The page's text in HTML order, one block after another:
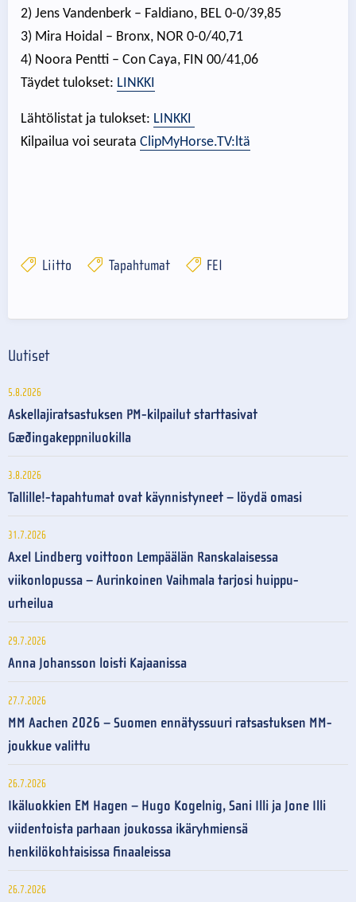
2) Jens Vandenberk – Faldiano, BEL 0-0/39,85
3) Mira Hoidal – Bronx, NOR 0-0/40,71
4) Noora Pentti – Con Caya, FIN 00/41,06
Täydet tulokset: LINKKI
Lähtölistat ja tulokset: LINKKI
Kilpailua voi seurata ClipMyHorse.TV:ltä
Liitto Tapahtumat FEI
Uutiset
5.8.2026
Askellajiratsastuksen PM-kilpailut starttasivat
Gæðingakeppniluokilla
3.8.2026
Tallille!-tapahtumat ovat käynnistyneet – löydä omasi
31.7.2026
Axel Lindberg voittoon Lempäälän Ranskalaisessa
viikonlopussa – Aurinkoinen Vaihmala tarjosi huippu-
urheilua
29.7.2026
Anna Johansson loisti Kajaanissa
27.7.2026
MM Aachen 2026 – Suomen ennätyssuuri ratsastuksen MM-
joukkue valittu
26.7.2026
Ikäluokkien EM Hagen – Hugo Kogelnig, Sani Illi ja Jone Illi
viidentoista parhaan joukossa ikäryhmiensä
henkilökohtaisissa finaaleissa
26.7.2026